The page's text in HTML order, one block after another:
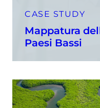
CASE STUDY
Mappatura
Paesi Bassi